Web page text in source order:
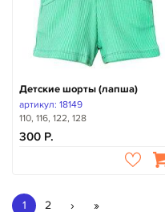
Детские шорты (лапша)
артикул: 18149
110, 116, 122, 128
300
1 2 › »